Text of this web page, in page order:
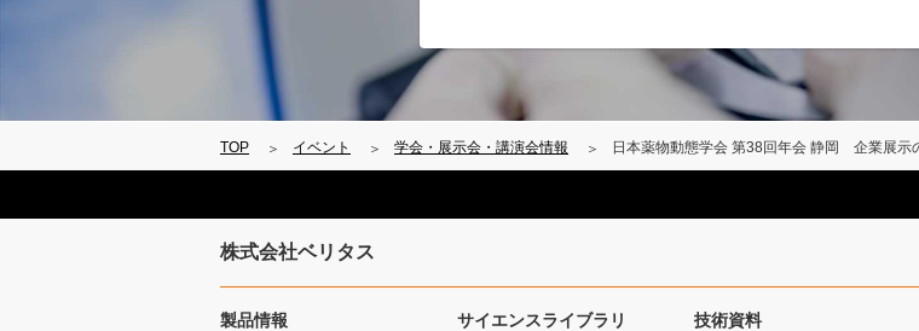
TOP イベント 学会・展示会・講演会情報 日本薬物動態学会 第38回年会 静岡 企業展示
株式会社ベリタス
製品情報 サイエンスライブラリ 技術資料